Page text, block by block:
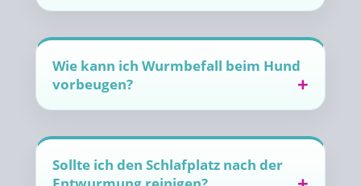
Wie kann ich Wurmbefall beim Hund
vorbeugen?
Sollte ich den Schlafplatz nach der